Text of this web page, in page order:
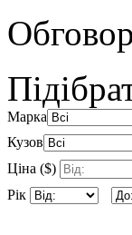
Марка
Кузов
Ціна ($)
Рік